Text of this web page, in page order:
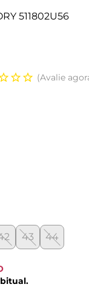
511802U56
Avalie
43 44